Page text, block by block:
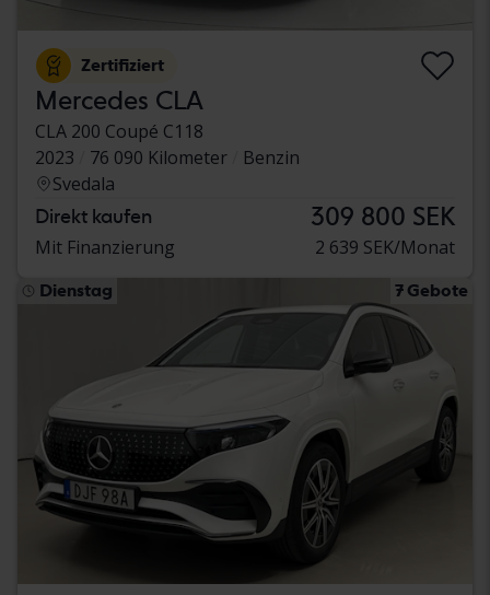
Zertifiziert
Mercedes CLA
CLA 200 Coupé C118
2023
76 090 Kilometer
Benzin
Svedala
Direkt kaufen 309 800 SEK
Mit Finanzierung 2 639 SEK/Monat
Dienstag 7 Gebote